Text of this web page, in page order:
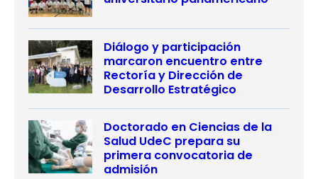
Diálogo y participación
marcaron encuentro entre
Rectoría y Dirección de
Desarrollo Estratégico
Doctorado en Ciencias de la
Salud UdeC prepara su
primera convocatoria de
admisión